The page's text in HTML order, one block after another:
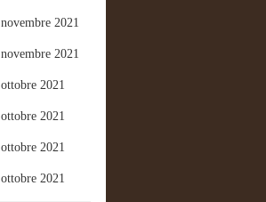
2021
2021
2021
2021
2021
2021